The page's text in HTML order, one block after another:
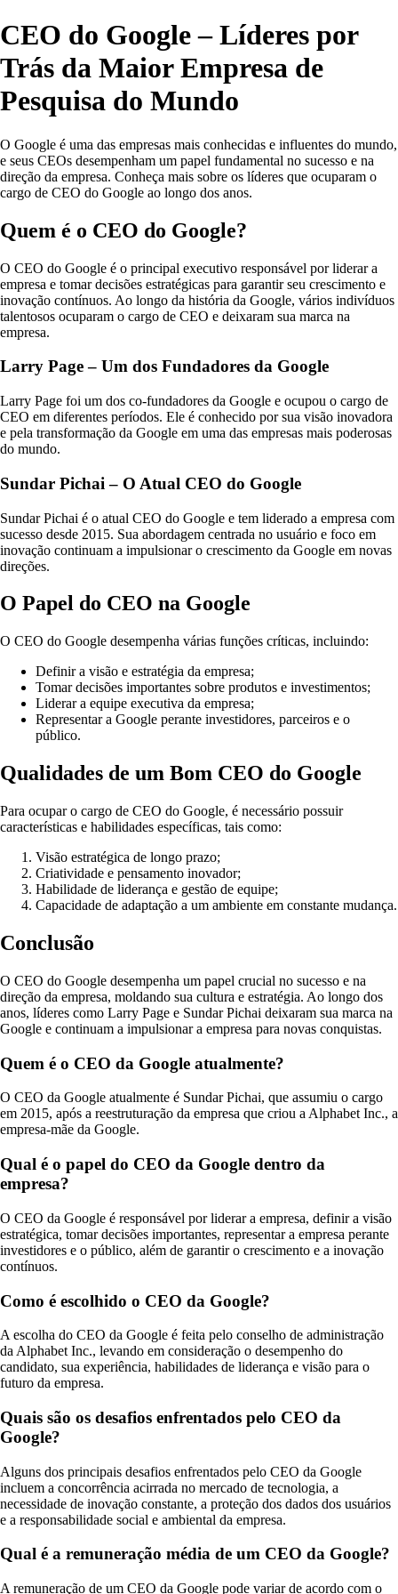
CEO do Google – Líderes por
Trás da Maior Empresa de
Pesquisa do Mundo
O Google é uma das empresas mais conhecidas e influentes do mundo,
e seus CEOs desempenham um papel fundamental no sucesso e na
direção da empresa. Conheça mais sobre os líderes que ocuparam o
cargo de CEO do Google ao longo dos anos.
Quem é o CEO do Google?
O CEO do Google é o principal executivo responsável por liderar a
empresa e tomar decisões estratégicas para garantir seu crescimento e
inovação contínuos. Ao longo da história da Google, vários indivíduos
talentosos ocuparam o cargo de CEO e deixaram sua marca na
empresa.
Larry Page – Um dos Fundadores da Google
Larry Page foi um dos co-fundadores da Google e ocupou o cargo de
CEO em diferentes períodos. Ele é conhecido por sua visão inovadora
e pela transformação da Google em uma das empresas mais poderosas
do mundo.
Sundar Pichai – O Atual CEO do Google
Sundar Pichai é o atual CEO do Google e tem liderado a empresa com
sucesso desde 2015. Sua abordagem centrada no usuário e foco em
inovação continuam a impulsionar o crescimento da Google em novas
direções.
O Papel do CEO na Google
O CEO do Google desempenha várias funções críticas, incluindo:
Definir a visão e estratégia da empresa;
Tomar decisões importantes sobre produtos e investimentos;
Liderar a equipe executiva da empresa;
Representar a Google perante investidores, parceiros e o
público.
Qualidades de um Bom CEO do Google
Para ocupar o cargo de CEO do Google, é necessário possuir
características e habilidades específicas, tais como:
Visão estratégica de longo prazo;
Criatividade e pensamento inovador;
Habilidade de liderança e gestão de equipe;
Capacidade de adaptação a um ambiente em constante mudança.
Conclusão
O CEO do Google desempenha um papel crucial no sucesso e na
direção da empresa, moldando sua cultura e estratégia. Ao longo dos
anos, líderes como Larry Page e Sundar Pichai deixaram sua marca na
Google e continuam a impulsionar a empresa para novas conquistas.
Quem é o CEO da Google atualmente?
O CEO da Google atualmente é Sundar Pichai, que assumiu o cargo
em 2015, após a reestruturação da empresa que criou a Alphabet Inc., a
empresa-mãe da Google.
Qual é o papel do CEO da Google dentro da
empresa?
O CEO da Google é responsável por liderar a empresa, definir a visão
estratégica, tomar decisões importantes, representar a empresa perante
investidores e o público, além de garantir o crescimento e a inovação
contínuos.
Como é escolhido o CEO da Google?
A escolha do CEO da Google é feita pelo conselho de administração
da Alphabet Inc., levando em consideração o desempenho do
candidato, sua experiência, habilidades de liderança e visão para o
futuro da empresa.
Quais são os desafios enfrentados pelo CEO da
Google?
Alguns dos principais desafios enfrentados pelo CEO da Google
incluem a concorrência acirrada no mercado de tecnologia, a
necessidade de inovação constante, a proteção dos dados dos usuários
e a responsabilidade social e ambiental da empresa.
Qual é a remuneração média de um CEO da Google?
A remuneração de um CEO da Google pode variar de acordo com o